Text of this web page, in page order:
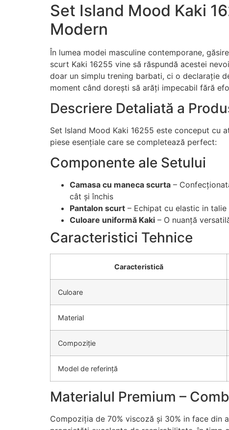
Set Island Mood Kaki
Modern
În lumea modei masculine contemporane,
scurt Kaki 16255 vine să răspundă acestei
doar un simplu trening barbati, ci o declarație
moment când dorești să arăți impecabil fără
Descriere Detaliată a
Set Island Mood Kaki 16255 este conceput cu
piese esențiale care se completează perfect:
Componente ale Setului
Camasa cu maneca scurta –
cât și închis
Pantalon scurt – Echipat cu elastic in
Culoare uniformă Kaki – O nuanță
Caracteristici Tehnice
Caracteristică
Culoare
Material
Compoziție
Model de referință
Materialul Premium –
Compoziția de 70% viscoză și 30% in face din